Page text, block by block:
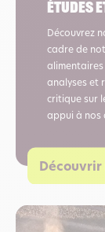
Études
Découvrez
cadre de
alimentaires
analyses et
critique sur
appui à nos